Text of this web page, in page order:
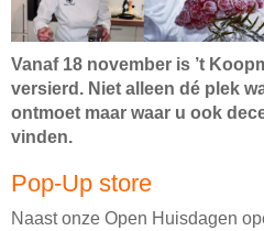
Vanaf 18 november is ’t
versierd. Niet alleen dé plek
ontmoet maar waar u ook
vinden.
Pop-Up store
Naast onze Open Huisdagen